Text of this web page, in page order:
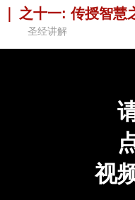
之十一: 传授智慧
圣经讲解